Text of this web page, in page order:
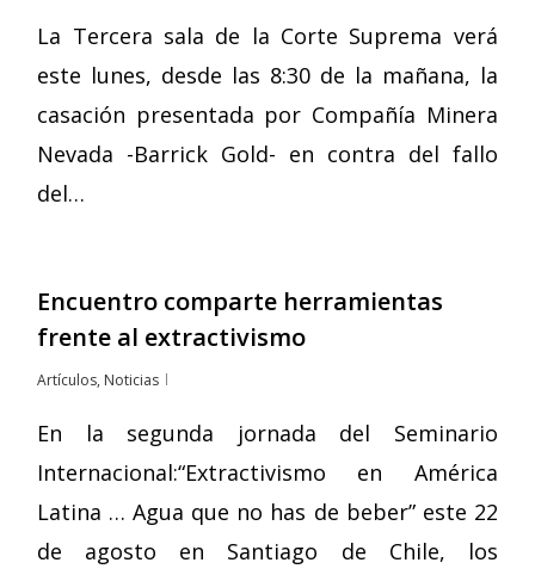
La Tercera sala de la Corte Suprema verá
este lunes, desde las 8:30 de la mañana, la
casación presentada por Compañía Minera
Nevada -Barrick Gold- en contra del fallo
del…
Encuentro comparte herramientas
frente al extractivismo
Artículos, Noticias
En la segunda jornada del Seminario
Internacional:“Extractivismo en América
Latina … Agua que no has de beber” este 22
de agosto en Santiago de Chile, los